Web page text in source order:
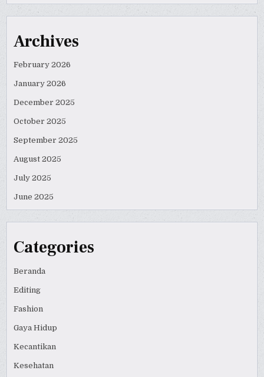
Archives
February 2026
January 2026
December 2025
October 2025
September 2025
August 2025
July 2025
June 2025
Categories
Beranda
Editing
Fashion
Gaya Hidup
Kecantikan
Kesehatan